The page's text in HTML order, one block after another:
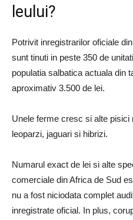
leului?
Potrivit inregistrarilor oficiale
sunt tinuti in peste 350 de
populatia salbatica actuala din
aproximativ 3.500 de lei.
Unele ferme cresc si alte
leoparzi, jaguari si hibrizi.
Numarul exact de lei si alte
comerciale din Africa de Sud
nu a fost niciodata complet
inregistrate oficial. In plus,